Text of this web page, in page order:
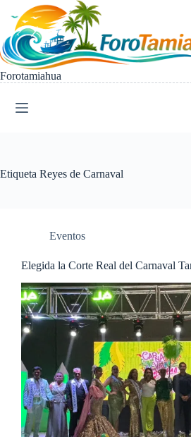
contenido
Forotamiahua
Etiqueta Reyes de Carnaval
Eventos
Elegida la Corte Real del Carnaval